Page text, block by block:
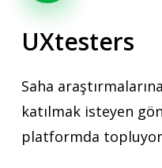
UXtesters
Saha
katılmak isteyen
platformda